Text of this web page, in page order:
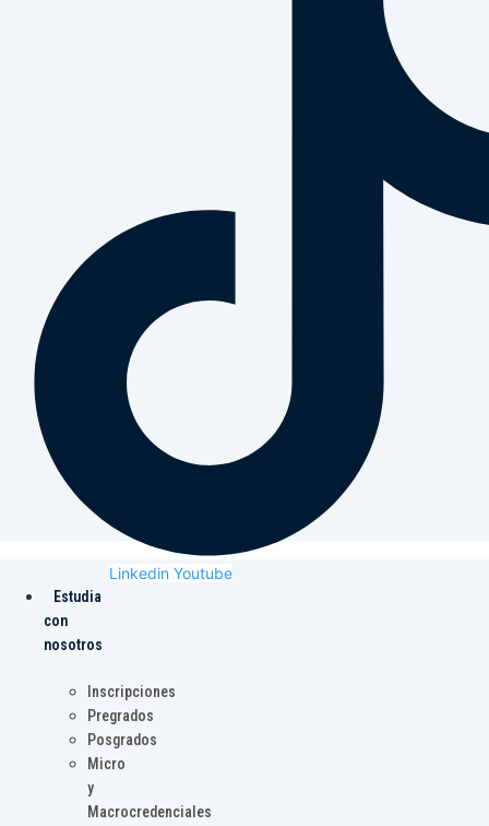
Linkedin Youtube
Estudia
con
nosotros
Inscripciones
Pregrados
Posgrados
Micro
y
Macrocredenciales